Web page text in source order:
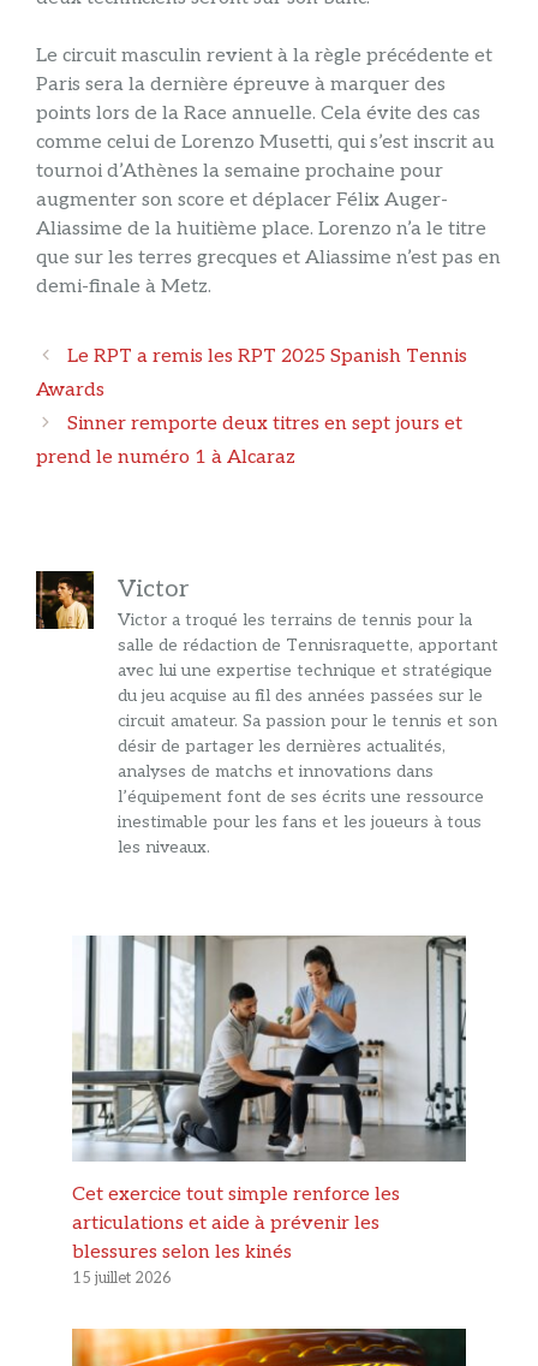
Le circuit masculin revient à la règle précédente et
Paris sera la dernière épreuve à marquer des
points lors de la Race annuelle. Cela évite des cas
comme celui de Lorenzo Musetti, qui s’est inscrit au
tournoi d’Athènes la semaine prochaine pour
augmenter son score et déplacer Félix Auger-
Aliassime de la huitième place. Lorenzo n’a le titre
que sur les terres grecques et Aliassime n’est pas en
demi-finale à Metz.
Navigation
des
Le RPT a remis les RPT 2025 Spanish Tennis
Awards
Sinner remporte deux titres en sept jours et
prend le numéro 1 à Alcaraz
Victor
Victor a troqué les terrains de tennis pour la
salle de rédaction de Tennisraquette, apportant
avec lui une expertise technique et stratégique
du jeu acquise au fil des années passées sur le
circuit amateur. Sa passion pour le tennis et son
désir de partager les dernières actualités,
analyses de matchs et innovations dans
l’équipement font de ses écrits une ressource
inestimable pour les fans et les joueurs à tous
les niveaux.
Cet exercice tout simple renforce les
articulations et aide à prévenir les
blessures selon les kinés
15 juillet 2026